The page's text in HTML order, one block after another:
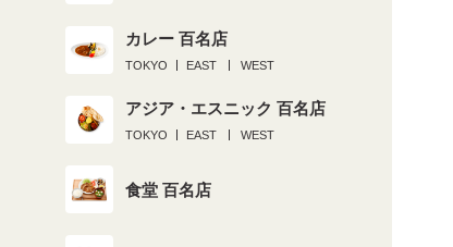
カレー 百名店
TOKYO EAST WEST
アジア・エスニック 百名店
TOKYO EAST WEST
食堂 百名店